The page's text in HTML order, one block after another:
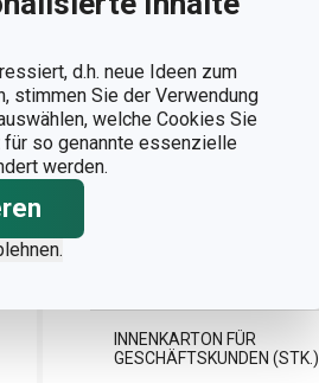
d.h. neue Ideen zum
stimmen Sie der Verwendung
welche Cookies Sie
für so genannte essenzielle
werden.
Verpackung
BREITE (CM)
HÖHE (CM)
INNENKARTON FÜR
GESCHÄFTSKUNDEN (STK.)